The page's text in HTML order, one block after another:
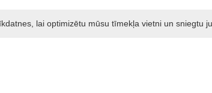
lai optimizētu mūsu tīmekļa vietni un sniegtu